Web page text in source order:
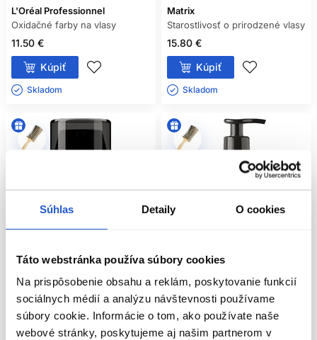
Súhlas Detaily O cookies
Táto webstránka používa súbory cookies
Na prispôsobenie obsahu a reklám, poskytovanie funkcií
sociálnych médií a analýzu návštevnosti používame
súbory cookie. Informácie o tom, ako používate naše
webové stránky, poskytujeme aj našim partnerom v
L'Oréal Professionnel
Oxidačné farby na vlasy
11.50 €
Kúpiť
Skladom ㅤ
Matrix
Starostlivosť o prirodzené vlasy
15.80 €
Kúpiť
Skladom ㅤ
Oficiálna distribúcia
L'Oréal Professionnel Metal Detox
ochranný krém proti kovovým
Oficiálna distribúcia
L'Oréal Professionnel Absolut
Repair šampón na poškodené